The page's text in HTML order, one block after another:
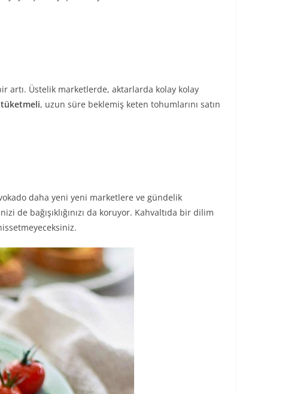
artı. Üstelik marketlerde, aktarlarda kolay kolay
tüketmeli, uzun süre beklemiş keten tohumlarını satın
daha yeni yeni marketlere ve gündelik
de bağışıklığınızı da koruyor. Kahvaltıda bir dilim